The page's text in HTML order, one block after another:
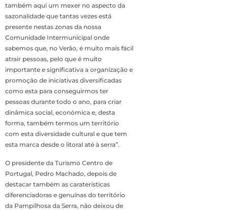
também aqui um mexer no aspecto da
sazonalidade que tantas vezes está
presente nestas zonas da nossa
Comunidade Intermunicipal onde
sabemos que, no Verão, é muito mais fácil
atrair pessoas, pelo que é muito
importante e significativa a organização e
promoção de iniciativas diversificadas
como esta para conseguirmos ter
pessoas durante todo o ano, para criar
dinâmica social, económica e, desta
forma, também termos um território
com esta diversidade cultural e que tem
esta marca desde o litoral até à serra”.
O presidente da Turismo Centro de
Portugal, Pedro Machado, depois de
destacar também as caraterísticas
diferenciadoras e genuínas do território
da Pampilhosa da Serra, não deixou de